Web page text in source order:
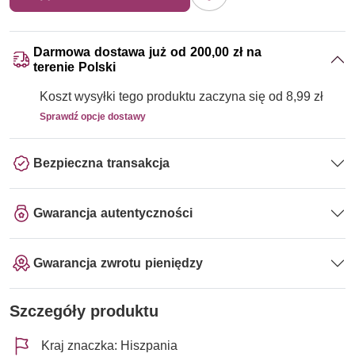
Darmowa dostawa już od 200,00 zł na
terenie Polski
Koszt wysyłki tego produktu zaczyna się od 8,99 zł
Sprawdź opcje dostawy
Bezpieczna transakcja
Gwarancja autentyczności
Gwarancja zwrotu pieniędzy
Szczegóły produktu
Kraj znaczka: Hiszpania